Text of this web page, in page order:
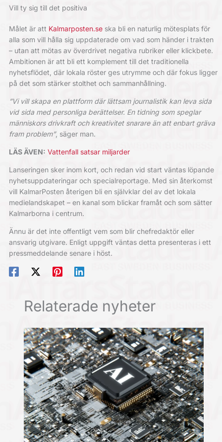
Vill ty sig till det positiva
Målet är att Kalmarposten.seska bli en naturlig mötesplats för
alla som vill hålla sig uppdaterade om vad som händer i trakten
– utan att mötas av överdrivet negativa rubriker eller klickbete.
Ambitionen är att bli ett komplement till det traditionella
nyhetsflödet, där lokala röster ges utrymme och där fokus ligger
på det som stärker stolthet och sammanhållning.
”Vi vill skapa en plattform där lättsam journalistik kan leva sida
vid sida med personliga berättelser. En tidning som speglar
människors drivkraft och kreativitet snarare än att enbart gräva
fram problem”, säger man.
LÄS ÄVEN: Vattenfall satsar miljarder
Lanseringen sker inom kort, och redan vid start väntas löpande
nyhetsuppdateringar och specialreportage. Med sin återkomst
vill KalmarPosten återigen bli en självklar del av det lokala
medielandskapet – en kanal som blickar framåt och som sätter
Kalmarborna i centrum.
Ännu är det inte offentligt vem som blir chefredaktör eller
ansvarig utgivare. Enligt uppgift väntas detta presenteras i ett
pressmeddelande senare i höst.
Relaterade nyheter